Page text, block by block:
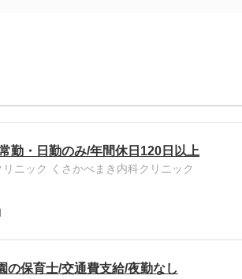
勤・日勤のみ/年間休日120日以上
リニック くさかべまき内科クリニック
の保育士/交通費支給/夜勤なし